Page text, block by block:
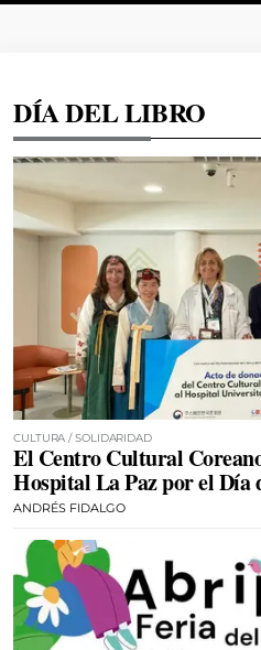
DÍA DEL LIBRO
CULTURA / SOLIDARIDAD
El Centro Cultural
Hospital La Paz por el Día
ANDRÉS FIDALGO